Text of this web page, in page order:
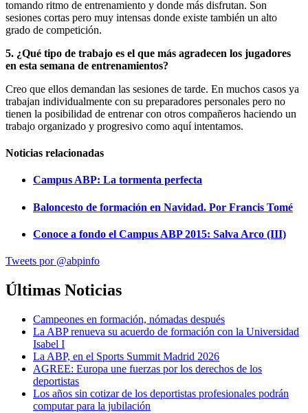
tomando ritmo de entrenamiento y donde más disfrutan. Son
sesiones cortas pero muy intensas donde existe también un alto
grado de competición.
5. ¿Qué tipo de trabajo es el que más agradecen los jugadores
en esta semana de entrenamientos?
Creo que ellos demandan las sesiones de tarde. En muchos casos ya
trabajan individualmente con su preparadores personales pero no
tienen la posibilidad de entrenar con otros compañeros haciendo un
trabajo organizado y progresivo como aquí intentamos.
Noticias relacionadas
Campus ABP: La tormenta perfecta
Baloncesto de formación en Navidad. Por Francis Tomé
Conoce a fondo el Campus ABP 2015: Salva Arco (III)
Tweets por @abpinfo
Últimas Noticias
Campeones en formación, nómadas después
La ABP renueva su acuerdo de formación con la Universidad
Isabel I
La ABP, en el Sports Summit Madrid 2026
AGREE: Europa une fuerzas por los derechos de los
deportistas
Los años sin cotizar de los deportistas profesionales podrán
computar para la jubilación